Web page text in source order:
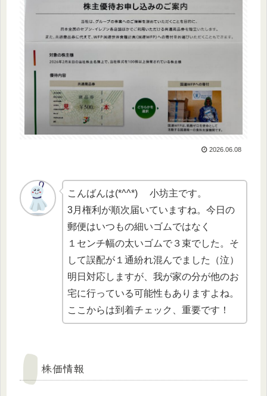
2026.06.08
こんばんは(*^^*) 小坊主です。
3月権利が順次届いていますね。今日の
郵便はいつもの細いゴムではなく
１センチ幅の太いゴムで３束でした。そ
して誤配が１通紛れ混んでました（泣）
明日対応しますが、我が家の分が他のお
宅に行っている可能性もありますよね。
ここからは到着チェック、重要です！
株価情報